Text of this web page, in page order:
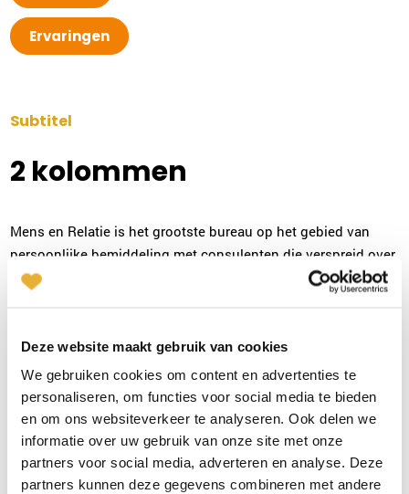
Deze website maakt gebruik van cookies
We gebruiken cookies om content en advertenties te
personaliseren, om functies voor social media te bieden
en om ons websiteverkeer te analyseren. Ook delen we
informatie over uw gebruik van onze site met onze
partners voor social media, adverteren en analyse. Deze
partners kunnen deze gegevens combineren met andere
Ervaringen
Subtitel
2 kolommen
Mens en Relatie is het grootste bureau op het gebied van
persoonlijke bemiddeling met consulenten die verspreid over
Nederland wonen en werken. Zij blinken uit in mensenkennis
en intuïtie. Iedereen die bij Mens en Relatie werkt is gedegen
Lorem ipsum dolor sit
amet, consectetur
adipiscing elit, sed do
eiusmod tempor incididunt
ut labore.